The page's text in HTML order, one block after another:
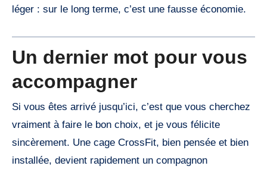
léger : sur le long terme, c’est une fausse économie.
Un dernier mot pour vous
accompagner
Si vous êtes arrivé jusqu’ici, c’est que vous cherchez
vraiment à faire le bon choix, et je vous félicite
sincèrement. Une cage CrossFit, bien pensée et bien
installée, devient rapidement un compagnon